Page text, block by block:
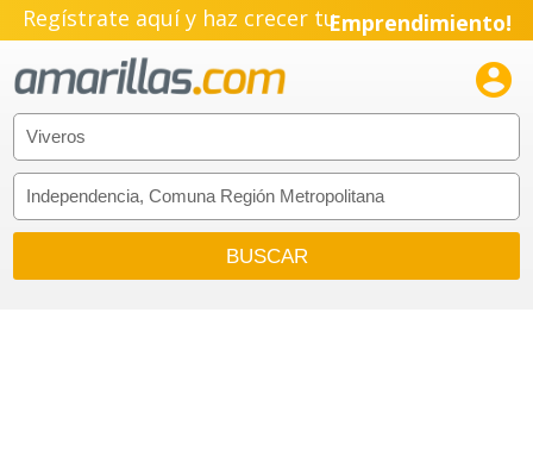
Regístrate aquí y haz crecer tuEmprendimiento!
